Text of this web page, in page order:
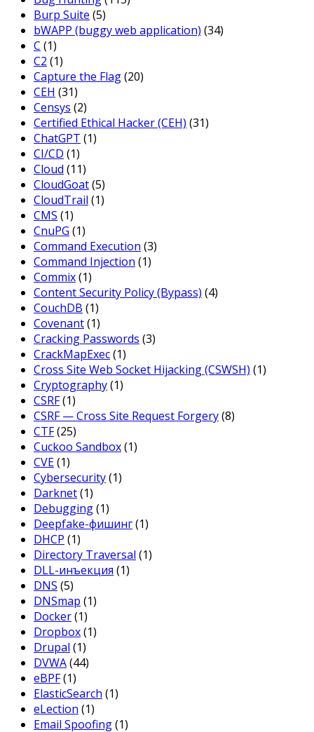
Burp Suite (5)
bWAPP (buggy web application) (34)
C (1)
C2 (1)
Capture the Flag(20)
CEH (31)
Censys (2)
Certified Ethical Hacker (CEH) (31)
ChatGPT (1)
CI/CD (1)
Cloud (11)
CloudGoat(5)
CloudTrail (1)
CMS (1)
CnuPG (1)
Command Execution (3)
Command Injection (1)
Commix(1)
Content Security Policy (Bypass) (4)
CouchDB (1)
Covenant(1)
Cracking Passwords (3)
CrackMapExec(1)
Cross Site Web Socket Hijacking (CSWSH) (1)
Cryptography(1)
CSRF(1)
CSRF — Cross Site Request Forgery(8)
CTF(25)
Cuckoo Sandbox(1)
CVE(1)
Cybersecurity(1)
Darknet(1)
Debugging(1)
Deepfake-фишинг(1)
DHCP (1)
Directory Traversal (1)
DLL-инъекция (1)
DNS (5)
DNSmap (1)
Docker(1)
Dropbox(1)
Drupal (1)
DVWA(44)
eBPF(1)
ElasticSearch (1)
eLection (1)
Email Spoofing(1)